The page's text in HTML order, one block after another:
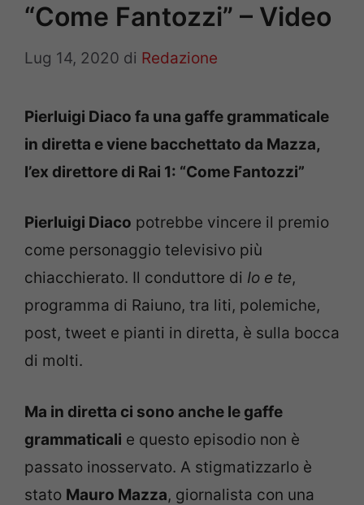
“Come Fantozzi” – Video
Lug 14, 2020 di Redazione
Pierluigi Diaco fa una gaffe grammaticale
in diretta e viene bacchettato da Mazza,
l’ex direttore di Rai 1: “Come Fantozzi”
Pierluigi Diaco potrebbe vincere il premio
come personaggio televisivo più
chiacchierato. Il conduttore di Io e te,
programma di Raiuno, tra liti, polemiche,
post, tweet e pianti in diretta, è sulla bocca
di molti.
Ma in diretta ci sono anche le gaffe
grammaticali e questo episodio non è
passato inosservato. A stigmatizzarlo è
stato Mauro Mazza, giornalista con una